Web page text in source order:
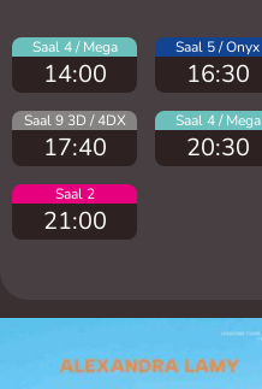
Saal 4 / Mega
14:00
Saal 5 / Onyx
16:30
Saal 9 3D / 4DX
17:40
Saal 4 / Mega
20:30
Saal 2
21:00